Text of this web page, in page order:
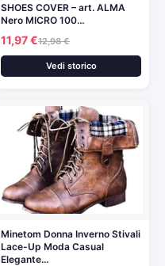
SHOES COVER – art. ALMA
Nero MICRO 100…
11,97 €12,98 €
Vedi storico
Minetom Donna Inverno Stivali
Lace-Up Moda Casual
Elegante…